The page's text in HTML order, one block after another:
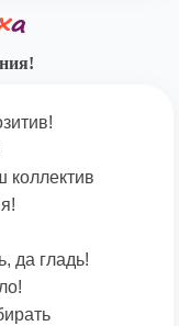
коллектив
да гладь!